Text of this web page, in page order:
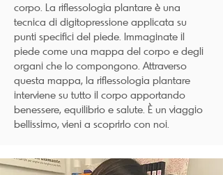
corpo. La riflessologia plantare è una
tecnica di digitopressione applicata su
punti specifici del piede. Immaginate il
piede come una mappa del corpo e degli
organi che lo compongono. Attraverso
questa mappa, la riflessologia plantare
interviene su tutto il corpo apportando
benessere, equilibrio e salute. È un viaggio
bellissimo, vieni a scoprirlo con noi.